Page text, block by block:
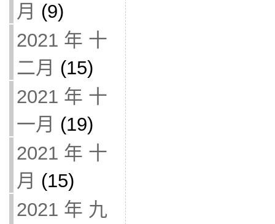
月 (9)
2021 年 十
二月 (15)
2021 年 十
一月 (19)
2021 年 十
月 (15)
2021 年 九